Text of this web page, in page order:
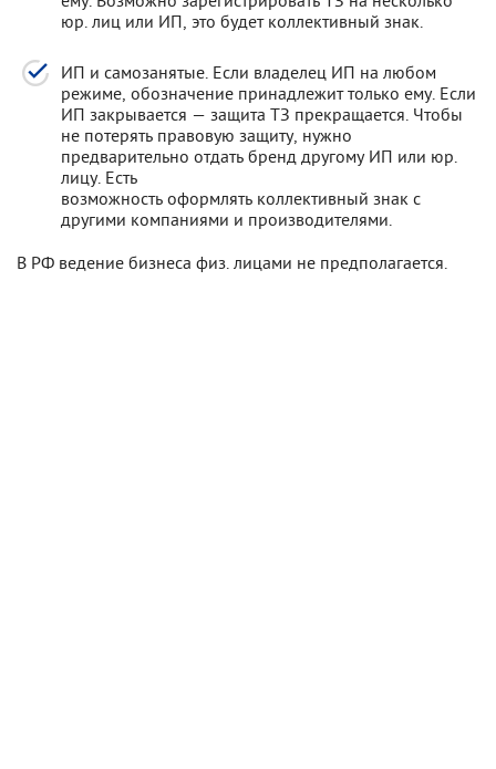
юр. лиц или ИП, это будет коллективный знак.
ИП и самозанятые. Если владелец ИП на любом
режиме, обозначение принадлежит только ему. Если
ИП закрывается — защита ТЗ прекращается. Чтобы
не потерять правовую защиту, нужно
предварительно отдать бренд другому ИП или юр.
лицу. Есть
возможность оформлять коллективный знак с
другими компаниями и производителями.
В РФ ведение бизнеса физ. лицами не предполагается.